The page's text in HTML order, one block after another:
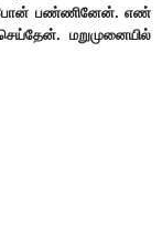
போன் பண்ணினேன். எண்
மறுமுனையில்